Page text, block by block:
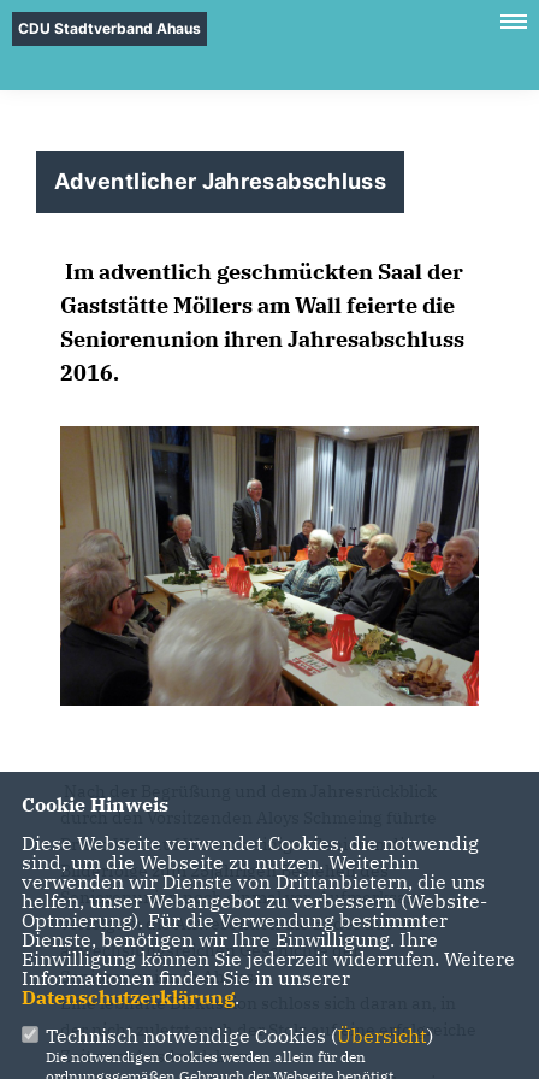
CDU Stadtverband Ahaus
Adventlicher Jahresabschluss
Im adventlich geschmückten Saal der
Gaststätte Möllers am Wall feierte die
Seniorenunion ihren Jahresabschluss
2016.
durch den Vorsitzenden Aloys Schmeing führte
Bruno Wolf auf Wunsch einiger Senioren die
Bilderfolge zum 25jährigen Bestehen des
Seniorenunion noch einmal vor. Aufmerksam
verfolgten die Anwesenden die Bilder aus der
abwechslungsreichen Geschichte der
Seniorenunion in Ahaus.
Eine lebhafte Diskussion schloss sich daran an, in
der nicht zuletzt auch der Stolz auf eine erfolgreiche
Zeit zum Ausdruck kam.
Cookie Hinweis
Diese Webseite verwendet Cookies, die notwendig
sind, um die Webseite zu nutzen. Weiterhin
verwenden wir Dienste von Drittanbietern, die uns
helfen, unser Webangebot zu verbessern (Website-
Optmierung). Für die Verwendung bestimmter
Dienste, benötigen wir Ihre Einwilligung. Ihre
Einwilligung können Sie jederzeit widerrufen. Weitere
Informationen finden Sie in unserer
Datenschutzerklärung.
Technisch notwendige Cookies (Übersicht)
Die notwendigen Cookies werden allein für den